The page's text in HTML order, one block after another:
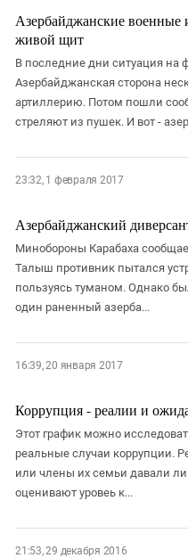
Азербайджанские военные
живой щит
В последние дни ситуация на
Азербайджанская сторона
артиллерию. Потом пошли
стреляют из пушек. И вот -
23:32, 1 февраля 2017
Азербайджанский
Минобороны Карабаха
Талыш противник пытался
пользуясь туманом. Однако
один раненный азерба...
16:39, 20 января 2017
Коррупция - реалии и
Этот график можно
реальные случаи коррупции.
или члены их семьи давали ли
оценивают уровеь к...
21:53, 29 декабря 2016